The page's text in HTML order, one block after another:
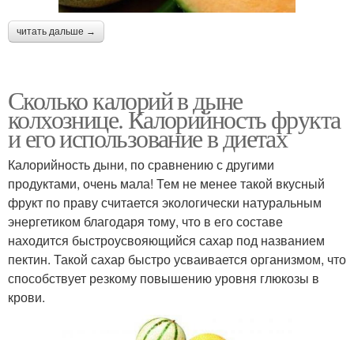
читать дальше →
Сколько калорий в дыне
колхознице. Калорийность фрукта
и его использование в диетах
Калорийность дыни, по сравнению с другими
продуктами, очень мала! Тем не менее такой вкусный
фрукт по праву считается экологически натуральным
энергетиком благодаря тому, что в его составе
находится быстроусвояющийся сахар под названием
пектин. Такой сахар быстро усваивается организмом, что
способствует резкому повышению уровня глюкозы в
крови.